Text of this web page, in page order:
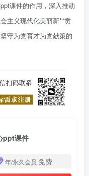
课件的作用，深入推动
主义现代化美丽新**贡
守为党育才为党献策的
ppt课件
年/永久会员 免费